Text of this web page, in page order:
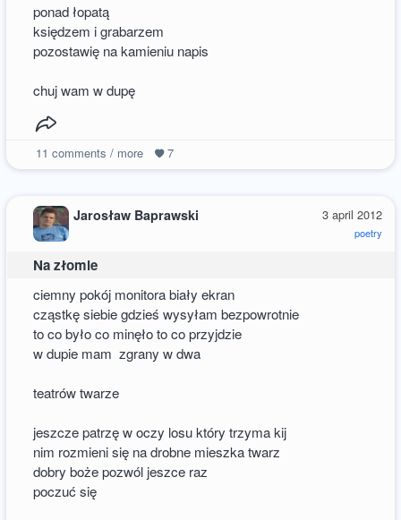
ponad łopatą
księdzem i grabarzem
pozostawię na kamieniu napis
chuj wam w dupę
11 comments / more 7
3 april 2012
poetry
Jarosław Baprawski
Na złomie
ciemny pokój monitora biały ekran
cząstkę siebie gdzieś wysyłam bezpowrotnie
to co było co minęło to co przyjdzie
w dupie mam zgrany w dwa
teatrów twarze
jeszcze patrzę w oczy losu który trzyma kij
nim rozmieni się na drobne mieszka twarz
dobry boże pozwól jeszce raz
poczuć się